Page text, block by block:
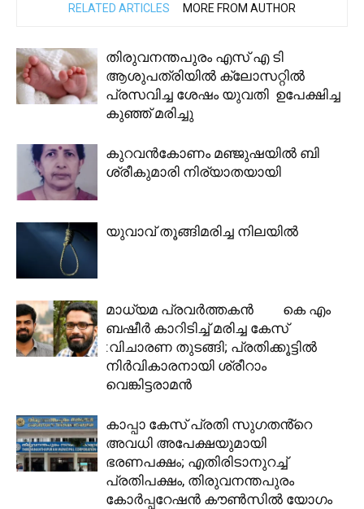
RELATED ARTICLES MORE FROM AUTHOR
തിരുവനന്തപുരം എസ് എ ടി
ആശുപത്രിയിൽ ക്ലോസറ്റിൽ
പ്രസവിച്ച ശേഷം യുവതി ഉപേക്ഷിച്ച
കുഞ്ഞ് മരിച്ചു
കുറവൻകോണം മഞ്ജുഷയിൽ ബി
ശ്രീകുമാരി നിര്യാതയായി
യുവാവ് തൂങ്ങിമരിച്ച നിലയിൽ
മാധ്യമ പ്രവർത്തകൻ‌ കെ എം
ബഷീർ കാറിടിച്ച് മരിച്ച കേസ്
:വിചാരണ തുടങ്ങി; പ്രതിക്കൂട്ടിൽ
നിർവികാരനായി ശ്രീറാം
വെങ്കിട്ടരാമൻ
കാപ്പാ കേസ് പ്രതി സുഗതൻ്റെ
അവധി അപേക്ഷയുമായി
ഭരണപക്ഷം; എതിരിടാനുറച്ച്
പ്രതിപക്ഷം, തിരുവനന്തപുരം
കോർപ്പറേഷൻ കൗൺസിൽ യോഗം